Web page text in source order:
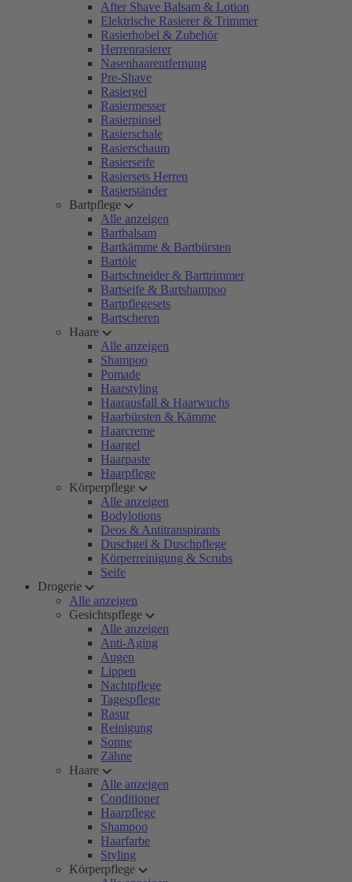
After Shave Balsam & Lotion
Elektrische Rasierer & Trimmer
Rasierhobel & Zubehör
Herrenrasierer
Nasenhaarentfernung
Pre-Shave
Rasiergel
Rasiermesser
Rasierpinsel
Rasierschale
Rasierschaum
Rasierseife
Rasiersets Herren
Rasierständer
Bartpflege
Alle anzeigen
Bartbalsam
Bartkämme & Bartbürsten
Bartöle
Bartschneider & Barttrimmer
Bartseife & Bartshampoo
Bartpflegesets
Bartscheren
Haare
Alle anzeigen
Shampoo
Pomade
Haarstyling
Haarausfall & Haarwuchs
Haarbürsten & Kämme
Haarcreme
Haargel
Haarpaste
Haarpflege
Körperpflege
Alle anzeigen
Bodylotions
Deos & Antitranspirants
Duschgel & Duschpflege
Körperreinigung & Scrubs
Seife
Drogerie
Alle anzeigen
Gesichtspflege
Alle anzeigen
Anti-Aging
Augen
Lippen
Nachtpflege
Tagespflege
Rasur
Reinigung
Sonne
Zähne
Haare
Alle anzeigen
Conditioner
Haarpflege
Shampoo
Haarfarbe
Styling
Körperpflege